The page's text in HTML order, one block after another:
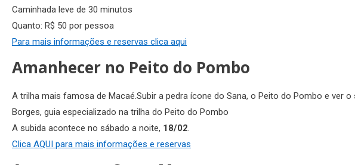
Caminhada leve de 30 minutos
Quanto: R$ 50 por pessoa
Para mais informações e reservas clica aqui
Amanhecer no Peito do Pombo
A trilha mais famosa de Macaé.Subir a pedra ícone do Sana, o Peito do Pombo e ver
Borges, guia especializado na trilha do Peito do Pombo
A subida acontece no sábado a noite, 18/02.
Clica AQUI para mais informações e reservas